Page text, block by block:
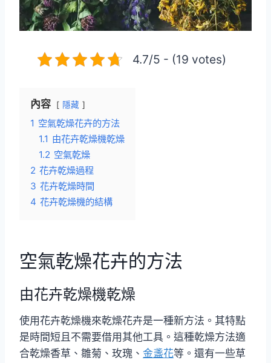
4.7/5 - (19 votes)
內容 隱藏
1 空氣乾燥花卉的方法
1.1 由花卉乾燥機乾燥
1.2 空氣乾燥
2 花卉乾燥過程
3 花卉乾燥時間
4 花卉乾燥機的結構
空氣乾燥花卉的方法
由花卉乾燥機乾燥
使用花卉乾燥機來乾燥花卉是一種新方法。其特點
是時間短且不需要借用其他工具。這種乾燥方法適
合乾燥香草、雛菊、玫瑰、 金盞花等。還有一些草